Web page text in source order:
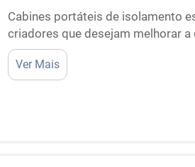
Cabines portáteis de isolamento
criadores que desejam melhorar
são fáceis de movimentar e
Empresas como a Cyspace estão
Ver Mais